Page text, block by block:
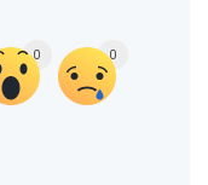
0 0